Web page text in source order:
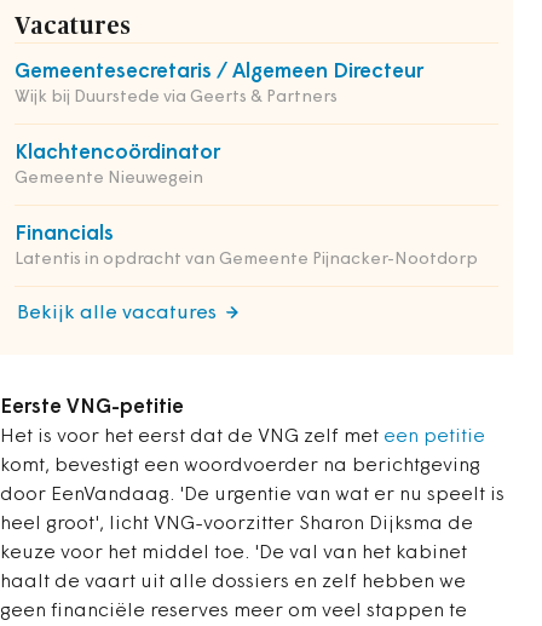
Vacatures
Gemeentesecretaris / Algemeen Directeur
Wijk bij Duurstede via Geerts & Partners
Klachtencoördinator
Gemeente Nieuwegein
Financials
Latentis in opdracht van Gemeente Pijnacker-Nootdorp
Bekijk alle vacatures
Eerste VNG-petitie
Het is voor het eerst dat de VNG zelf met een petitie
komt, bevestigt een woordvoerder na berichtgeving
door EenVandaag. 'De urgentie van wat er nu speelt is
heel groot', licht VNG-voorzitter Sharon Dijksma de
keuze voor het middel toe. 'De val van het kabinet
haalt de vaart uit alle dossiers en zelf hebben we
geen financiële reserves meer om veel stappen te